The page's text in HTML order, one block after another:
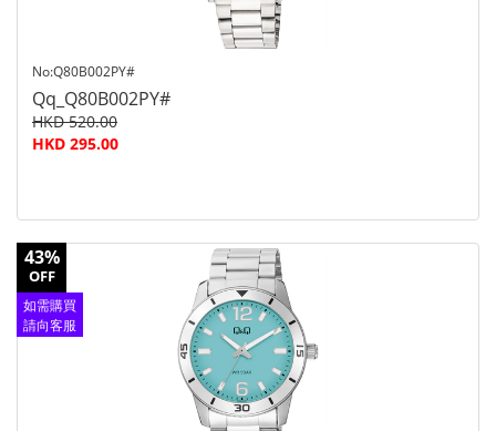
No:Q80B002PY#
Qq_Q80B002PY#
HKD 520.00
HKD 295.00
43%
OFF
如需購買
請向客服